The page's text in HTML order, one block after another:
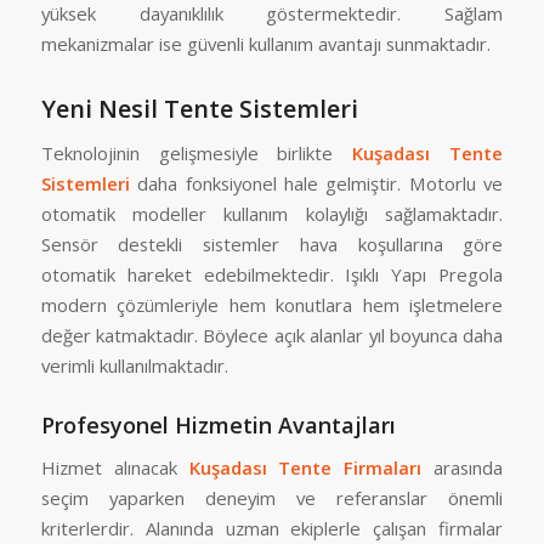
yüksek dayanıklılık göstermektedir. Sağlam
mekanizmalar ise güvenli kullanım avantajı sunmaktadır.
Yeni Nesil Tente Sistemleri
Teknolojinin gelişmesiyle birlikte Kuşadası Tente
Sistemleri daha fonksiyonel hale gelmiştir. Motorlu ve
otomatik modeller kullanım kolaylığı sağlamaktadır.
Sensör destekli sistemler hava koşullarına göre
otomatik hareket edebilmektedir. Işıklı Yapı Pregola
modern çözümleriyle hem konutlara hem işletmelere
değer katmaktadır. Böylece açık alanlar yıl boyunca daha
verimli kullanılmaktadır.
Profesyonel Hizmetin Avantajları
Hizmet alınacak Kuşadası Tente Firmaları arasında
seçim yaparken deneyim ve referanslar önemli
kriterlerdir. Alanında uzman ekiplerle çalışan firmalar